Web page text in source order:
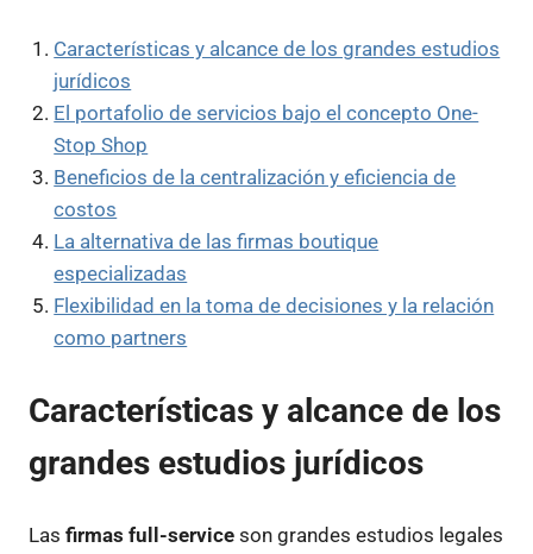
Características y alcance de los grandes estudios
jurídicos
El portafolio de servicios bajo el concepto One-
Stop Shop
Beneficios de la centralización y eficiencia de
costos
La alternativa de las firmas boutique
especializadas
Flexibilidad en la toma de decisiones y la relación
como partners
Características y alcance de los
grandes estudios jurídicos
Las firmas full-service son grandes estudios legales